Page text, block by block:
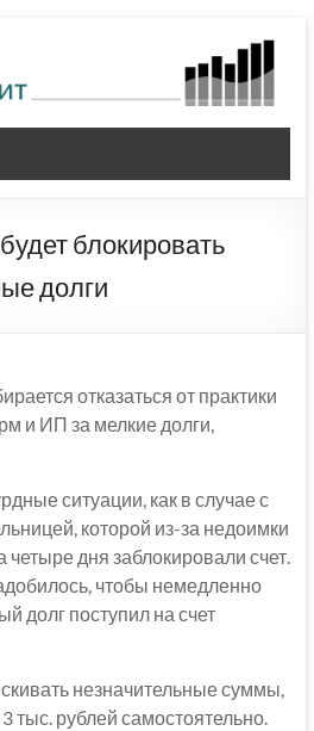
блокировать
долги
отказаться от практики
и ИП за мелкие долги,
ситуации, как в случае с
которой из-за недоимки
четыре дня заблокировали счет.
чтобы немедленно
долг поступил на счет
незначительные суммы,
тыс. рублей самостоятельно.